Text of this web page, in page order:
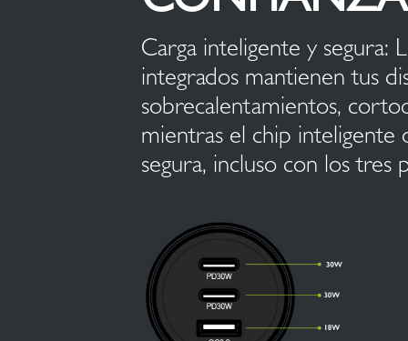
Carga inteligente y segura:
integrados mantienen tus
sobrecalentamientos,
mientras el chip inteligente
segura, incluso con los tres